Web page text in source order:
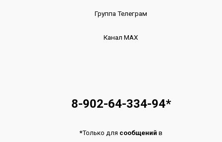
Группа Телеграм
Канал МАХ
8-902-64-334-94*
*Только для сообщений в